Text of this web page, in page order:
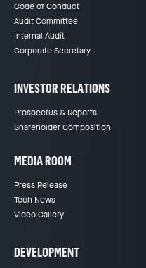
Code of Conduct
Audit Committee
Internal Audit
Corporate Secretary
INVESTOR RELATIONS
Prospectus & Reports
Shareholder Composition
MEDIA ROOM
Press Release
Tech News
Video Gallery
DEVELOPMENT